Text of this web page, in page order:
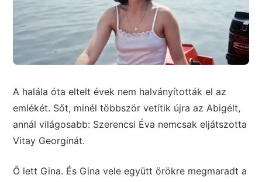
A halála óta eltelt évek nem halványították el az
emlékét. Sőt, minél többször vetítik újra az Abigélt,
annál világosabb: Szerencsi Éva nemcsak eljátszotta
Vitay Georginát.
Ő lett Gina. És Gina vele együtt örökre megmaradt a